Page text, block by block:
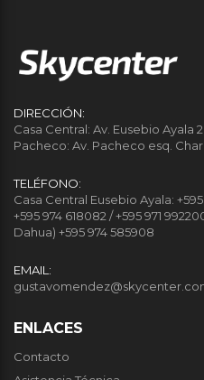
DIRECCIÓN:
Casa Central: Av. Eusebio Ayala
Pacheco: Av. Pacheco esq.
TELÉFONO:
Casa Central Eusebio Ayala: +595
+595 974 618082 / +595 971
Dahua) +595 974 585908
EMAIL:
ENLACES
Contacto